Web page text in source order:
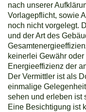
nach unserer
Vorlagepflicht, sowie
noch nicht vorgelegt.
und der Art des
keinerlei Gewähr
Energieeffizienz der
Der Vermittler ist als
einmalige
sehen und erleben ist
Eine Besichtigung ist